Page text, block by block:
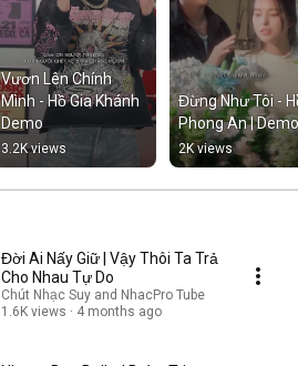
Vươn Lên Chính
Mình - Hồ Gia Khánh
Demo
3.2K views
Đừng Như Tôi -
Phong An | Demo
2K views
Đời Ai Nấy Giữ | Vậy Thôi Ta Trả
Cho Nhau Tự Do
Chút Nhạc Suy and NhacPro Tube
1.6K views
4 months ago